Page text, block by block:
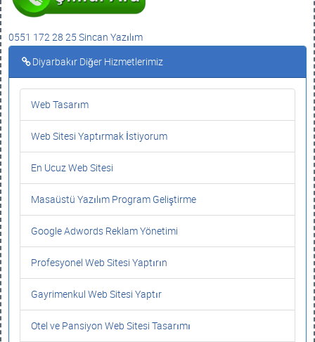
0551 172 28 25 Sincan Yazılım
Diyarbakır Diğer Hizmetlerimiz
Web Tasarım
Web Sitesi Yaptırmak İstiyorum
En Ucuz Web Sitesi
Masaüstü Yazılım Program Geliştirme
Google Adwords Reklam Yönetimi
Profesyonel Web Sitesi Yaptırın
Gayrimenkul Web Sitesi Yaptır
Otel ve Pansiyon Web Sitesi Tasarımı